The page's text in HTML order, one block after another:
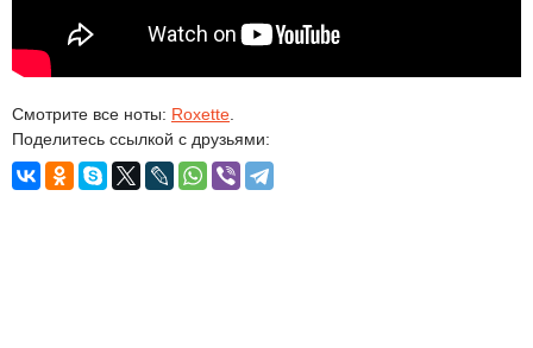
Смотрите все ноты: Roxette
Поделитесь ссылкой с друзьями: